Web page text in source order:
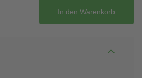
In den Warenkorb